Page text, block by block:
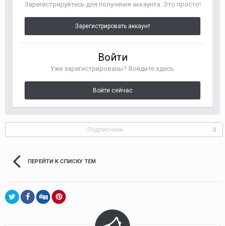
Зарегистрируйтесь для получения аккаунта. Это просто!
Зарегистрировать аккаунт
Войти
Уже зарегистрированы? Войдите здесь.
Войти сейчас
Подписчики 0
ПЕРЕЙТИ К СПИСКУ ТЕМ